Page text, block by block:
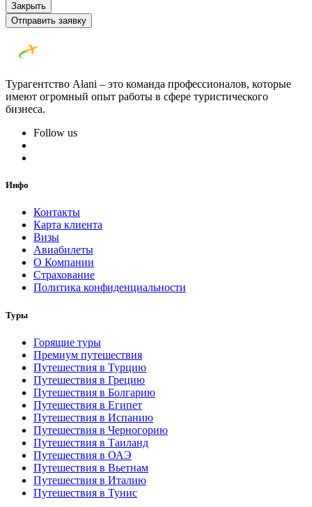
Закрыть
Отправить заявку
Турагентство Alani – это команда профессионалов, которые
имеют огромный опыт работы в сфере туристического
бизнеса.
Follow us
Инфо
Контакты
Карта клиента
Визы
Авиабилеты
О Компании
Страхование
Политика конфиденциальности
Туры
Горящие туры
Премиум путешествия
Путешествия в Турцию
Путешествия в Грецию
Путешествия в Болгарию
Путешествия в Египет
Путешествия в Испанию
Путешествия в Черногорию
Путешествия в Таиланд
Путешествия в ОАЭ
Путешествия в Вьетнам
Путешествия в Италию
Путешествия в Тунис